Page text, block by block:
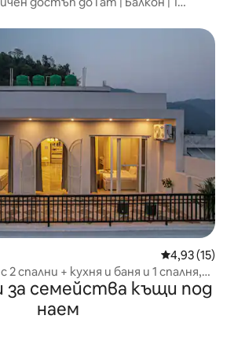
Средна
4,93 (15)
спални + кухня и баня и 1 спалня,
семейства къщи под
наем